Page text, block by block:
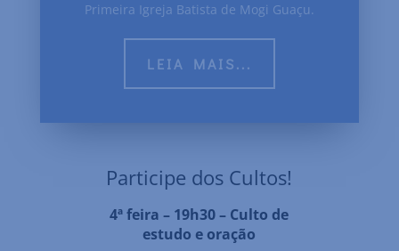
Primeira Igreja Batista de Mogi Guaçu.
LEIA MAIS...
Participe dos Cultos!
4ª feira – 19h30 – Culto de
estudo e oração